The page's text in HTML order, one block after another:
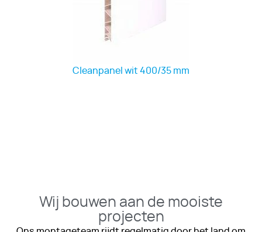
Cleanpanel wit 400/35 mm
Wij bouwen aan de mooiste
projecten